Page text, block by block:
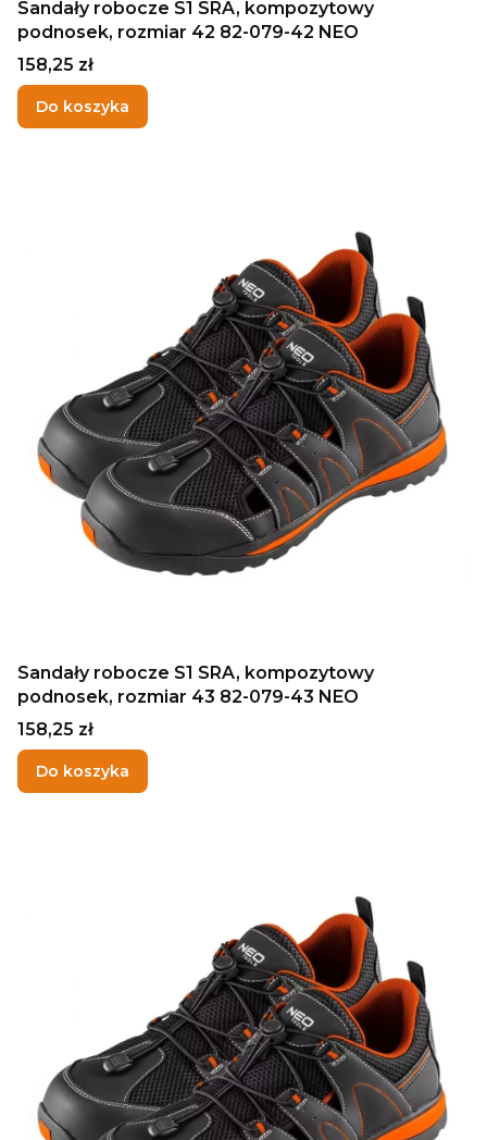
Sandały robocze S1 SRA, kompozytowy
podnosek, rozmiar 42 82-079-42 NEO
Cena
158,25 zł
Do koszyka
Sandały robocze S1 SRA, kompozytowy
podnosek, rozmiar 43 82-079-43 NEO
Cena
158,25 zł
Do koszyka